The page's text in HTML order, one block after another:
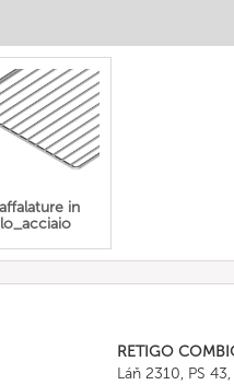
in
RETIGO
Láň 2310, PS